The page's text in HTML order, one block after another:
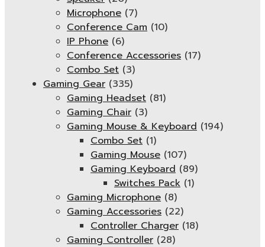
Microphone (7)
Conference Cam (10)
IP Phone (6)
Conference Accessories (17)
Combo Set (3)
Gaming Gear (335)
Gaming Headset (81)
Gaming Chair (3)
Gaming Mouse & Keyboard (194)
Combo Set (1)
Gaming Mouse (107)
Gaming Keyboard (89)
Switches Pack (1)
Gaming Microphone (8)
Gaming Accessories (22)
Controller Charger (18)
Gaming Controller (28)